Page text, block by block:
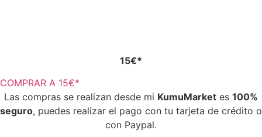
15€*
COMPRAR A 15€*
Las compras se realizan desde mi KumuMarket es 100%
seguro, puedes realizar el pago con tu tarjeta de crédito o
con Paypal.